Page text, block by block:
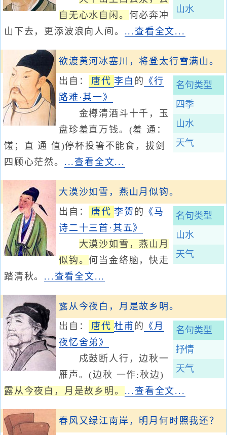
山水
自无心水自闲。 何必奔冲
山下去，更添波浪向人间。 ...查看全文...
欲渡黄河冰塞川，将登太行雪满山。
名句类型
四季
山水
天气
出自： 唐代 李白 的 《行
路难·其一》
金樽清酒斗十千，玉
盘珍羞直万钱。(羞 通：
馐；直 通 值)停杯投箸不能食，拔剑
四顾心茫然。 ...查看全文...
大漠沙如雪，燕山月似钩。
名句类型
山水
天气
出自： 唐代 李贺 的 《马
诗二十三首·其五》
大漠沙如雪，燕山月
似钩。何当金络脑，快走
踏清秋。 ...查看全文...
露从今夜白，月是故乡明。
名句类型
抒情
天气
出自： 唐代 杜甫 的 《月
夜忆舍弟》
戍鼓断人行，边秋一
雁声。(边秋 一作:秋边)
露从今夜白，月是故乡明。 ...查看全文...
春风又绿江南岸，明月何时照我还？